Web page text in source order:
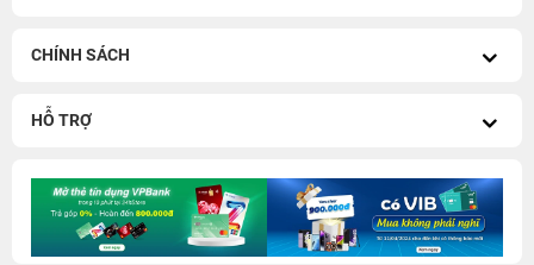
CHÍNH SÁCH
HỖ TRỢ